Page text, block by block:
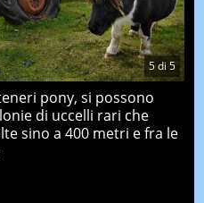
5di 5
pony, si possono
di uccelli rari che
sino a 400 metri e fra le